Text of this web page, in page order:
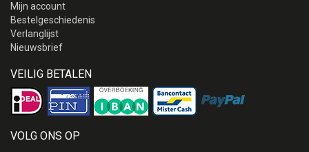
Mijn account
Bestelgeschiedenis
Verlanglijst
Nieuwsbrief
VEILIG BETALEN
VOLG ONS OP